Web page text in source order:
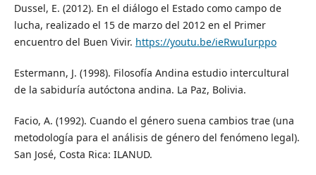
Dussel, E. (2012). En el diálogo el Estado como campo de
lucha, realizado el 15 de marzo del 2012 en el Primer
encuentro del Buen Vivir. https://youtu.be/ieRwuIurppo
Estermann, J. (1998). Filosofía Andina estudio intercultural
de la sabiduría autóctona andina. La Paz, Bolivia.
Facio, A. (1992). Cuando el género suena cambios trae (una
metodología para el análisis de género del fenómeno legal).
San José, Costa Rica: ILANUD.